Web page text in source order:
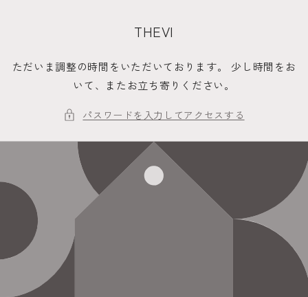
THEVI
ただいま調整の時間をいただいております。 少し時間をお
いて、またお立ち寄りください。
パスワードを入力してアクセスする